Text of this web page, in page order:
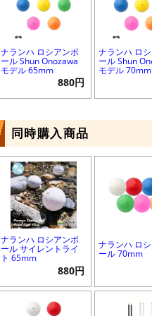
ナランハ ロシアンボ
ール Shun Onozawa
モデル 65mm
880円
ナランハ ロ
ール Shun
モデル 70mm
同時購入商品
ナランハ ロシアンボ
ール サイレントライ
ト 65mm
880円
ナランハ ロ
ール 70mm